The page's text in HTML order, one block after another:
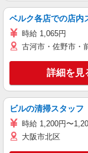
ベルク各店での店内
時給 1,065円
古河市・佐野市・
詳細を見
ビルの清掃スタッフ
時給 1,200円〜
大阪市北区